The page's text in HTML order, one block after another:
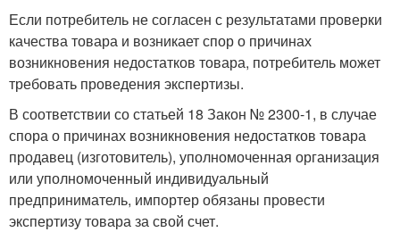
Если потребитель не согласен с результатами проверки
качества товара и возникает спор о причинах
возникновения недостатков товара, потребитель может
требовать проведения экспертизы.
В соответствии со статьей 18 Закон № 2300-1, в случае
спора о причинах возникновения недостатков товара
продавец (изготовитель), уполномоченная организация
или уполномоченный индивидуальный
предприниматель, импортер обязаны провести
экспертизу товара за свой счет.